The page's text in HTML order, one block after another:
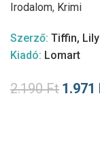
Irodalom, Krimi
Szerző: Tiffin, Lily
Kiadó: Lomart
2.190Ft 1.971